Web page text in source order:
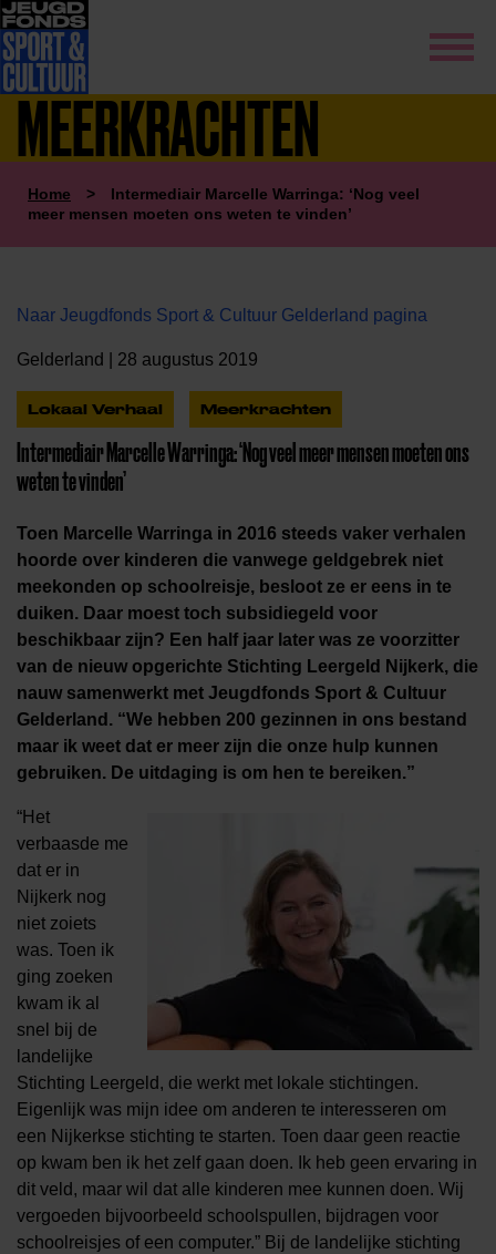
MEERKRACHTEN
Home >
Intermediair Marcelle Warringa: ‘Nog veel
meer mensen moeten ons weten te vinden’
Naar Jeugdfonds Sport & Cultuur Gelderland pagina
Gelderland | 28 augustus 2019
Lokaal Verhaal Meerkrachten
Intermediair Marcelle Warringa: ‘Nog veel meer mensen moeten ons
weten te vinden’
Toen Marcelle Warringa in 2016 steeds vaker verhalen
hoorde over kinderen die vanwege geldgebrek niet
meekonden op schoolreisje, besloot ze er eens in te
duiken. Daar moest toch subsidiegeld voor
beschikbaar zijn? Een half jaar later was ze voorzitter
van de nieuw opgerichte Stichting Leergeld Nijkerk, die
nauw samenwerkt met Jeugdfonds Sport & Cultuur
Gelderland. “We hebben 200 gezinnen in ons bestand
maar ik weet dat er meer zijn die onze hulp kunnen
gebruiken. De uitdaging is om hen te bereiken.”
“Het
verbaasde me
dat er in
Nijkerk nog
niet zoiets
was. Toen ik
ging zoeken
kwam ik al
snel bij de
landelijke
Stichting Leergeld, die werkt met lokale stichtingen.
Eigenlijk was mijn idee om anderen te interesseren om
een Nijkerkse stichting te starten. Toen daar geen reactie
op kwam ben ik het zelf gaan doen. Ik heb geen ervaring in
dit veld, maar wil dat alle kinderen mee kunnen doen. Wij
vergoeden bijvoorbeeld schoolspullen, bijdragen voor
schoolreisjes of een computer.” Bij de landelijke stichting